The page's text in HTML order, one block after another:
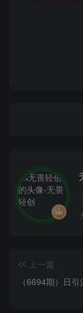
上一篇
（6694期）日